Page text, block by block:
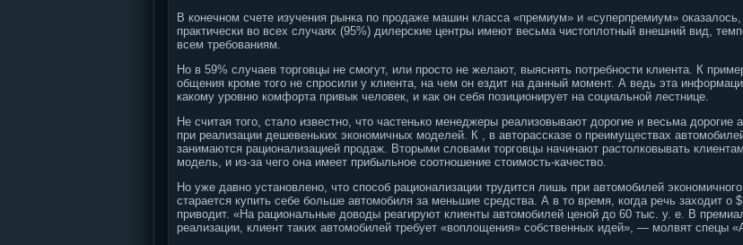
В конечном счете изучения рынка по продаже машин класса «премиум» и «суперпремиум» оказалось,
практически во всех случаях (95%) дилерские центры имеют весьма чистоплотный внешний вид,
всем требованиям.
Но в 59% случаев торговцы не смогут, или просто не желают, выяснять потребности клиента. К
общения кроме того не спросили у клиента, на чем он ездит на данный момент. А ведь эта
какому уровню комфорта привык человек, и как он себя позиционирует на социальной лестнице.
Не считая того, стало известно, что частенько менеджеры реализовывают дорогие и весьма
при реализации дешевеньких экономичных моделей. К , в авторассказе о преимуществах
занимаются рационализацией продаж. Вторыми словами торговцы начинают растолковывать
модель, и из-за чего она имеет прибыльное соотношение стоимость-качество.
Но уже давно установлено, что способ рационализации трудится лишь при автомобилей
старается купить себе больше автомобиля за меньшие средства. А в то время, когда речь заходит
приводит. «На рациональные доводы реагируют клиенты автомобилей ценой до 60 тыс. у. е. В
реализации, клиент таких автомобилей требует «воплощения» собственных идей», — молвят спецы